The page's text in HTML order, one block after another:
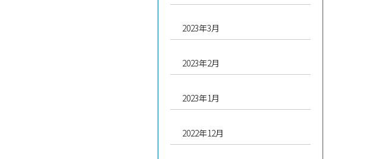
2023年3月
2023年2月
2023年1月
2022年12月